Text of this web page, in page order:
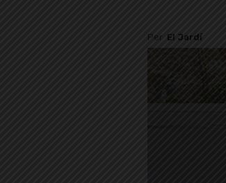
Per El Jardí